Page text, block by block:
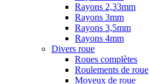
Rayons 2,33mm
Rayons 3mm
Rayons 3,5mm
Rayons 4mm
Divers roue
Roues complètes
Roulements de roue
Moyeux de roue